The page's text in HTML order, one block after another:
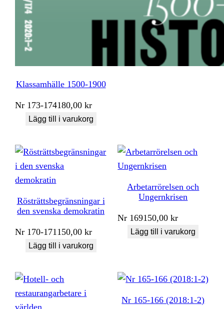
Klassamhälle 1500-1900
Nr 173-174180,00kr
Lägg till i varukorg
Rösträttsbegränsningar i
den svenska demokratin
Nr 170-171150,00kr
Lägg till i varukorg
Arbetarrörelsen och
Ungernkrisen
Nr 169150,00kr
Lägg till i varukorg
Nr 165-166 (2018:1-2)